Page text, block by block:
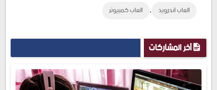
العاب اندرويد , العاب كمبيوتر
آخر المشاركات